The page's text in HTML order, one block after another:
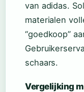
van adidas.
materialen
“goedkoop”
schaars.
Vergelijking